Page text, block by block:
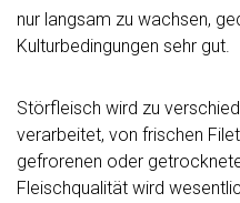
nur langsam zu wachsen,
Kulturbedingungen sehr gut.
Störfleisch wird zu
verarbeitet, von frischen
gefrorenen oder
Fleischqualität wird